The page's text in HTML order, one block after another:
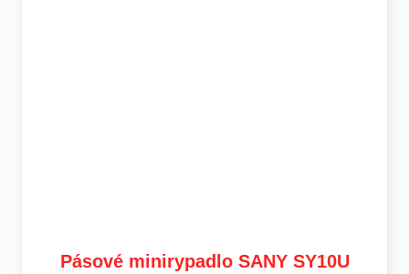
Pásové minirypadlo SANY SY10U